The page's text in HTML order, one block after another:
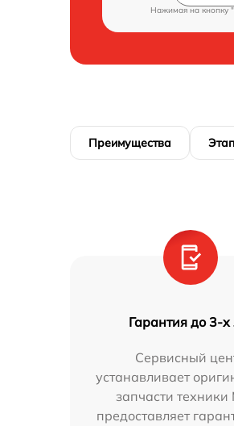
Нажимая на кнопку
Преимущества
Гарантия до 3-х
Сервисный
устанавливает
запчасти техники
предоставляет